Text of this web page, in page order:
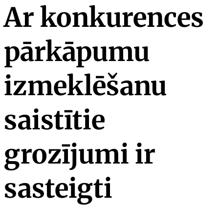
Ar konkurences
pārkāpumu
izmeklēšanu
saistītie
grozījumi ir
sasteigti